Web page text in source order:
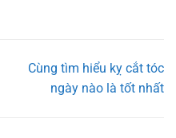
Cùng tìm hiểu kỵ cắt tóc
ngày nào là tốt nhất